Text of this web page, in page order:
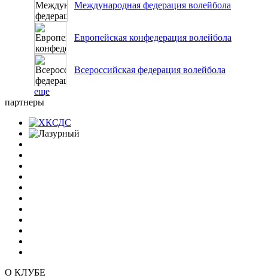
Международная федерация волейбола
Европейская конфедерация волейбола
Всероссийская федерация волейбола
еще
партнеры
О КЛУБЕ